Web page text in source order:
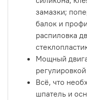
замазки;
балок и
распиловка
Мощный
Всё, что
шпатель и